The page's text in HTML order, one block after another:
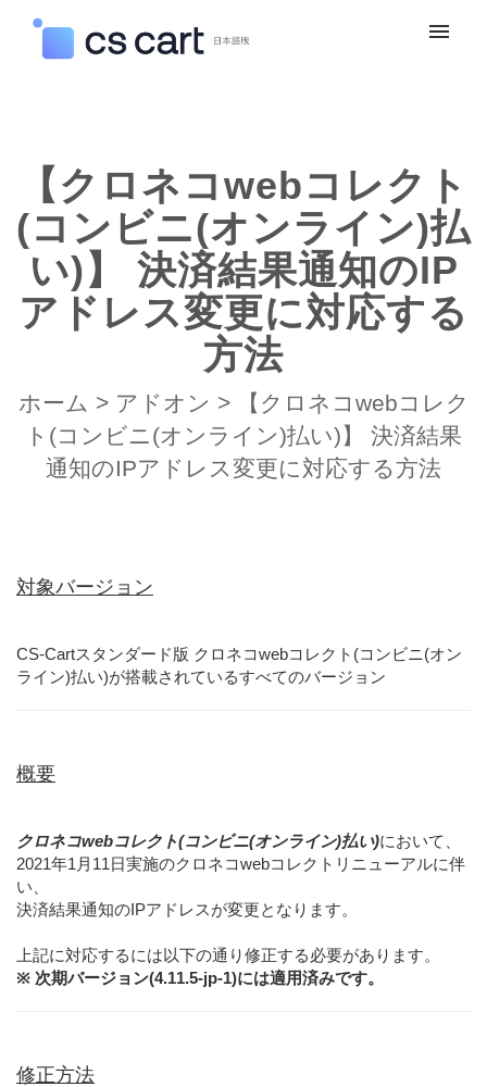
ログイン
【クロネコwebコレクト
(コンビニ(オンライン)払
い)】 決済結果通知のIP
アドレス変更に対応する
方法
ホーム > アドオン >
【クロネコwebコレク
ト(コンビニ(オンライン)払い)】 決済結果
通知のIPアドレス変更に対応する方法
対象バージョン
CS-Cartスタンダード版 クロネコwebコレクト(コンビニ(オン
ライン)払い)が搭載されているすべてのバージョン
概要
クロネコwebコレクト(コンビニ(オンライン)払い)において、
2021年1月11日実施のクロネコwebコレクトリニューアルに伴
い、
決済結果通知のIPアドレスが変更となります。
上記に対応するには以下の通り修正する必要があります。
※ 次期バージョン(4.11.5-jp-1)には適用済みです。
修正方法